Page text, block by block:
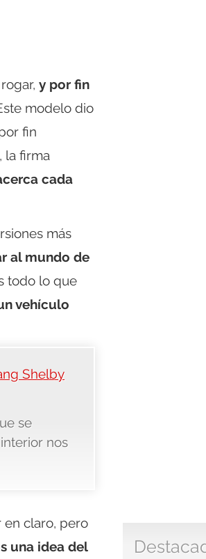
y por fin
modelo dio
fin
la firma
cada
más
al mundo de
todo lo que
vehículo
Shelby
se
nos
en claro, pero
una idea del